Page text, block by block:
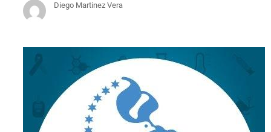
Diego Martinez Vera